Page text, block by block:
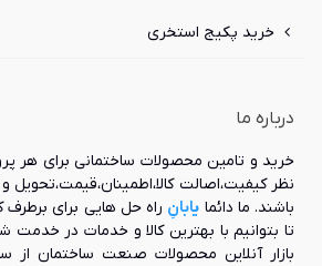
خرید پکیج استخری
درباره ما
خرید و تامین محصولات ساختمانی برای هر
نظر کیفیت،اصالت کالا،اطمینان،قیمت،تحویل
باشند. ما دائما یابانِ راه حل هایی برای
تا بتوانیم با بهترین کالا و خدمات در خدمت